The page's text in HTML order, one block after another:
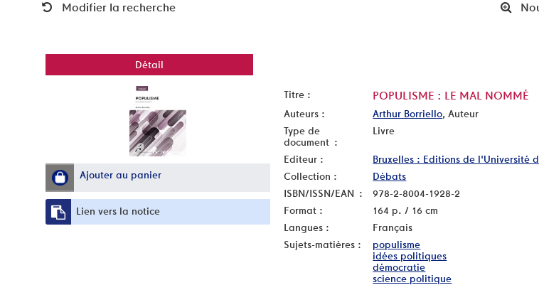
Modifier la recherche
Détail
Ajouter au panier
Lien vers la notice
Titre : POPULISME : LE MAL NOMMÉ
Auteurs : Arthur Borriello, Auteur
Type de
document :
Livre
Editeur : Bruxelles : Editions de l'Université
Collection :
Débats
ISBN/ISSN/EAN :
978-2-8004-1928-2
Format :
164 p. / 16 cm
Langues :
Français
Sujets-matières :
populisme
idées politiques
démocratie
science politique